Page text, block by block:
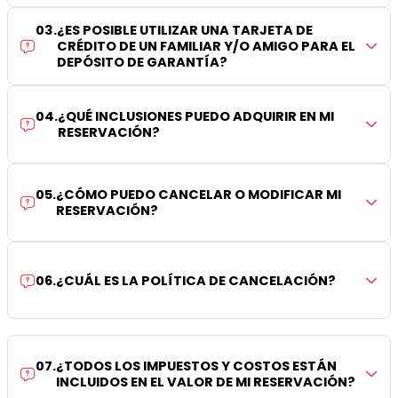
03.¿ES POSIBLE UTILIZAR UNA TARJETA DE
CRÉDITO DE UN FAMILIAR Y/O AMIGO PARA EL
DEPÓSITO DE GARANTÍA?
04.¿QUÉ INCLUSIONES PUEDO ADQUIRIR EN MI
RESERVACIÓN?
05.¿CÓMO PUEDO CANCELAR O MODIFICAR MI
RESERVACIÓN?
06.¿CUÁL ES LA POLÍTICA DE CANCELACIÓN?
07.¿TODOS LOS IMPUESTOS Y COSTOS ESTÁN
INCLUIDOS EN EL VALOR DE MI RESERVACIÓN?